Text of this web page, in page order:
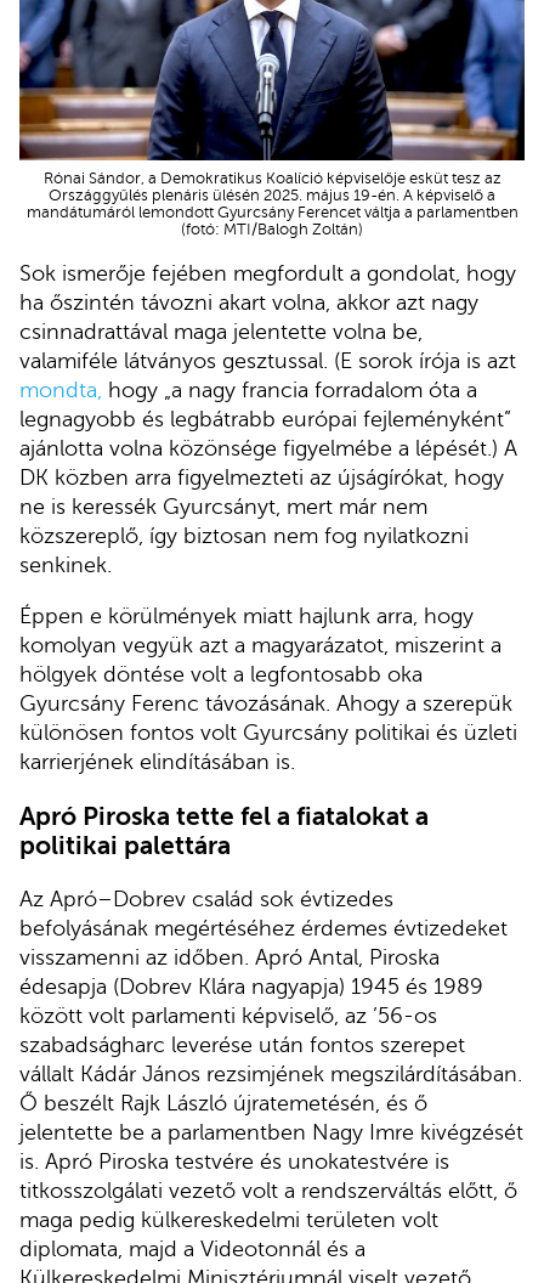
Rónai Sándor, a Demokratikus Koalíció képviselője esküt tesz az
Országgyűlés plenáris ülésén 2025. május 19-én. A képviselő a
mandátumáról lemondott Gyurcsány Ferencet váltja a parlamentben
(fotó: MTI/Balogh Zoltán)
Sok ismerője fejében megfordult a gondolat, hogy
ha őszintén távozni akart volna, akkor azt nagy
csinnadrattával maga jelentette volna be,
valamiféle látványos gesztussal. (E sorok írója is azt
mondta, hogy „a nagy francia forradalom óta a
legnagyobb és legbátrabb európai fejleményként”
ajánlotta volna közönsége figyelmébe a lépését.) A
DK közben arra figyelmezteti az újságírókat, hogy
ne is keressék Gyurcsányt, mert már nem
közszereplő, így biztosan nem fog nyilatkozni
senkinek.
Éppen e körülmények miatt hajlunk arra, hogy
komolyan vegyük azt a magyarázatot, miszerint a
hölgyek döntése volt a legfontosabb oka
Gyurcsány Ferenc távozásának. Ahogy a szerepük
különösen fontos volt Gyurcsány politikai és üzleti
karrierjének elindításában is.
Apró Piroska tette fel a fiatalokat a
politikai palettára
Az Apró–Dobrev család sok évtizedes
befolyásának megértéséhez érdemes évtizedeket
visszamenni az időben. Apró Antal, Piroska
édesapja (Dobrev Klára nagyapja) 1945 és 1989
között volt parlamenti képviselő, az ’56-os
szabadságharc leverése után fontos szerepet
vállalt Kádár János rezsimjének megszilárdításában.
Ő beszélt Rajk László újratemetésén, és ő
jelentette be a parlamentben Nagy Imre kivégzését
is. Apró Piroska testvére és unokatestvére is
titkosszolgálati vezető volt a rendszerváltás előtt, ő
maga pedig külkereskedelmi területen volt
diplomata, majd a Videotonnál és a